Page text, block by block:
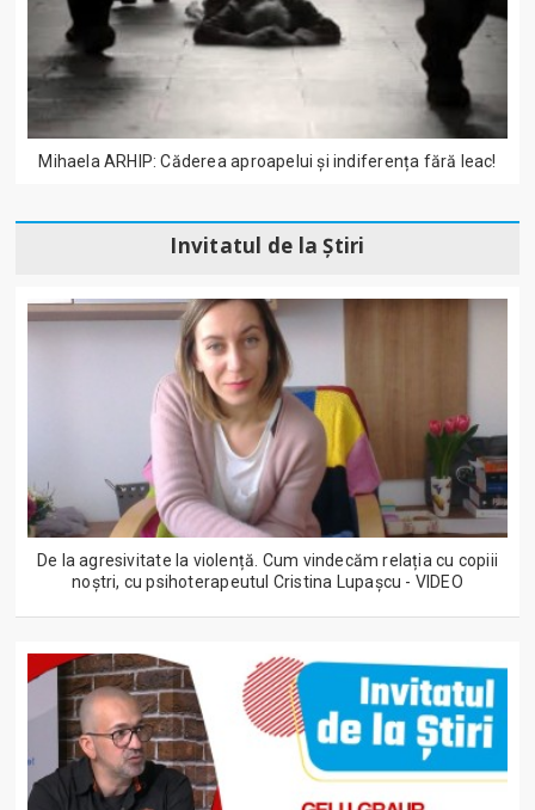
Mihaela ARHIP: Căderea aproapelui și indiferența fără leac!
Invitatul de la Știri
De la agresivitate la violență. Cum vindecăm relația cu copiii
noștri, cu psihoterapeutul Cristina Lupașcu - VIDEO